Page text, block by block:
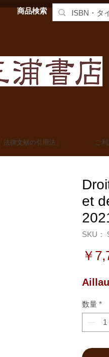
商品検索
「法律文献の引用法」 ご
et
SKU：
￥
数量 *